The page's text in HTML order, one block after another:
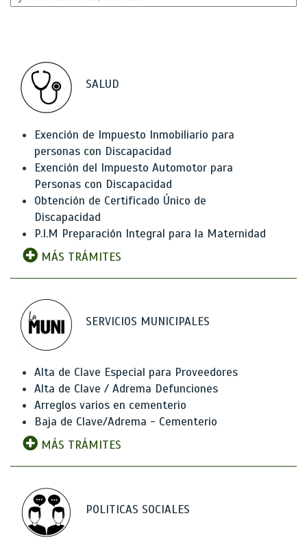
SALUD
Exención de Impuesto Inmobiliario para
personas con Discapacidad
Exención del Impuesto Automotor para
Personas con Discapacidad
Obtención de Certificado Único de
Discapacidad
P.I.M Preparación Integral para la Maternidad
MÁS TRÁMITES
SERVICIOS MUNICIPALES
Alta de Clave Especial para Proveedores
Alta de Clave / Adrema Defunciones
Arreglos varios en cementerio
Baja de Clave/Adrema - Cementerio
MÁS TRÁMITES
POLITICAS SOCIALES